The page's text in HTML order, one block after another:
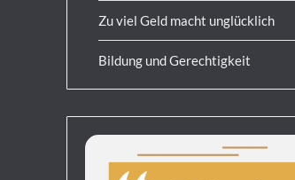
Zu viel Geld macht unglücklich
Bildung und Gerechtigkeit